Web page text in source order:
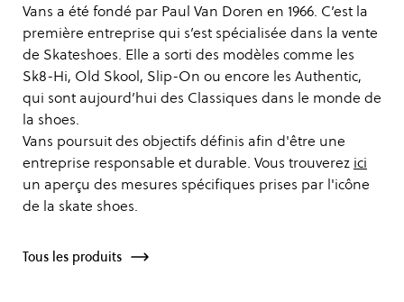
Vans a été fondé par Paul Van Doren en 1966. C’est la
première entreprise qui s’est spécialisée dans la vente
de Skateshoes. Elle a sorti des modèles comme les
Sk8-Hi, Old Skool, Slip-On ou encore les Authentic,
qui sont aujourd’hui des Classiques dans le monde de
la shoes.
Vans poursuit des objectifs définis afin d'être une
entreprise responsable et durable. Vous trouverez ici
un aperçu des mesures spécifiques prises par l'icône
de la skate shoes.
Tous les produits